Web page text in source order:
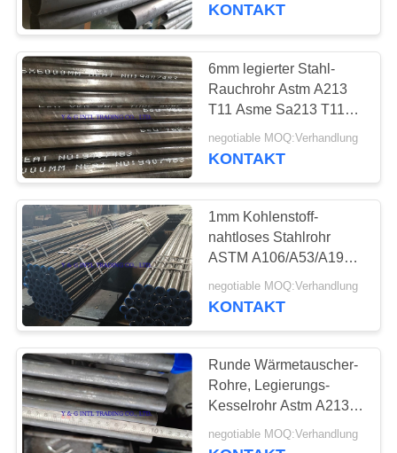
Metallgelegentliche
Verpackung
22
Gelegentliche
Plastikverpackung
20
KONTAKT
6mm legierter Stahl-
Rauchrohr Astm A213
T11 Asme Sa213 T11
nahtlos
negotiable MOQ:Verhandlung
KONTAKT
1mm Kohlenstoff-
nahtloses Stahlrohr
ASTM A106/A53/A192
GR B A106b
negotiable MOQ:Verhandlung
KONTAKT
Runde Wärmetauscher-
Rohre, Legierungs-
Kesselrohr Astm A213
Asme Sa213 T5 T9
negotiable MOQ:Verhandlung